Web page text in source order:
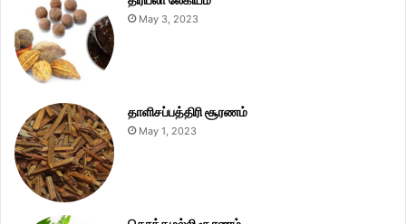
May 3, 2023
தாளிசப்பத்திரி சூரணம்
May 1, 2023